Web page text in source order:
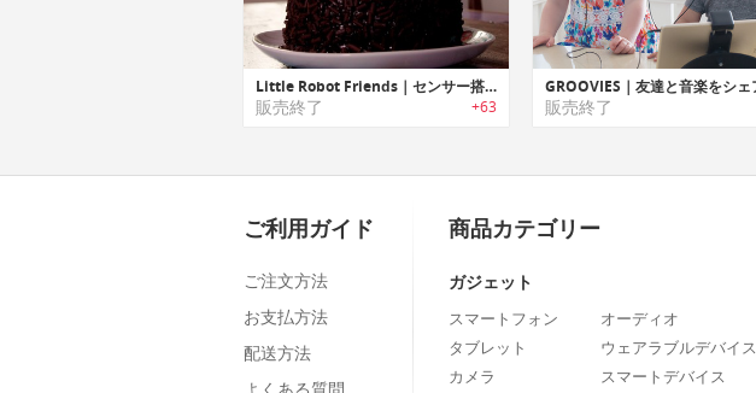
Little Robot Friends｜センサー搭載でプログラミング可能なファンロボット「リトルロボットフレンド」
販売終了 +63 販売終了
ご利用ガイド
ご注文方法
お支払方法
配送方法
商品カテゴリー
ガジェット
スマートフォン
タブレット
カメラ
オーディオ
ウェアラブルデバイス
スマートデバイス